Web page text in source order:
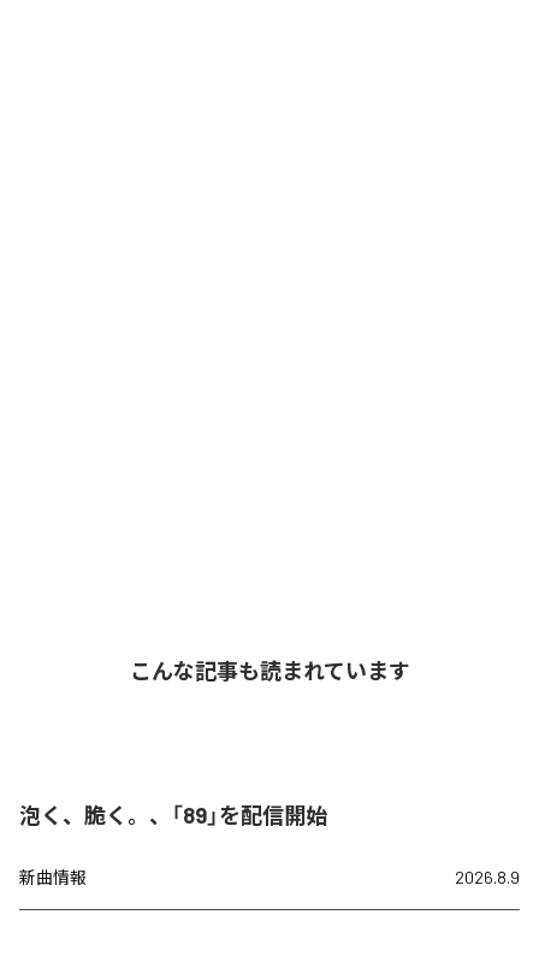
こんな記事も読まれています
泡く、脆く。、「89」を配信開始
新曲情報 2026.8.9